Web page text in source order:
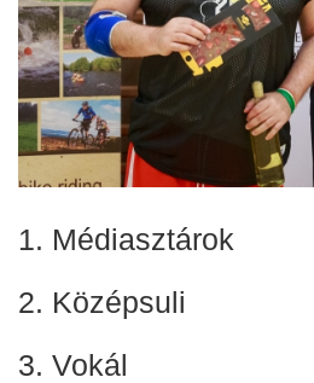
1. Médiasztárok
2. Középsuli
3. Vokál